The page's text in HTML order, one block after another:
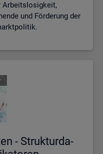
Arbeitslosigkeit,
und Förderung der
- Struk­tur­da­